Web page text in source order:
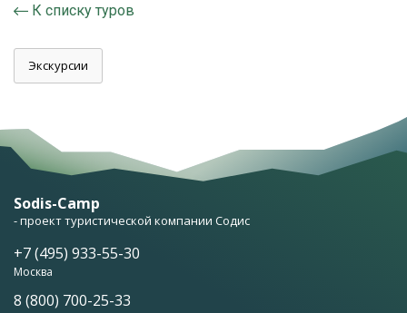
К списку туров
Экскурсии
Sodis-Camp
- проект туристической компании Содис
+7 (495) 933-55-30
Москва
8 (800) 700-25-33